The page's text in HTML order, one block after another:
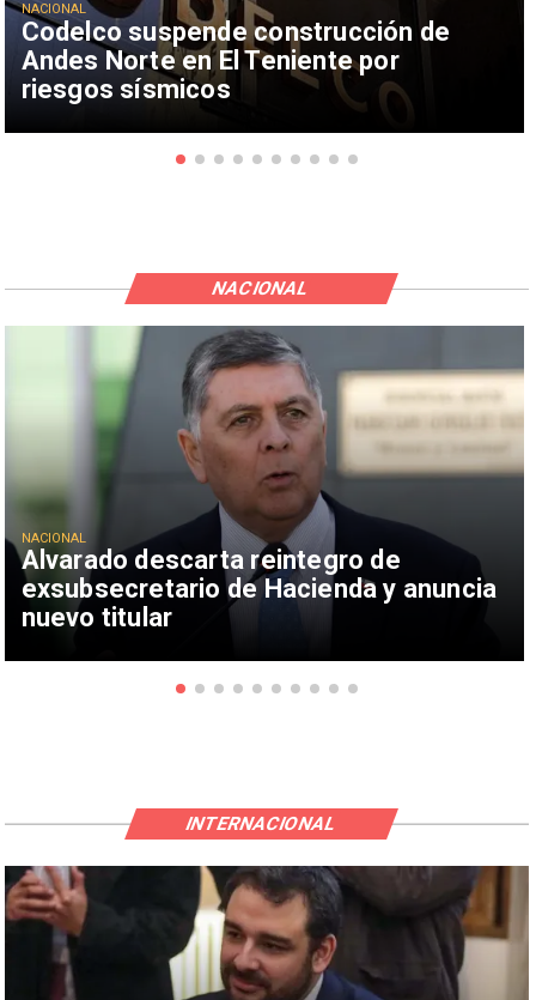
Codelco suspende construcción de
Andes Norte en El Teniente por
riesgos sísmicos
NACIONAL
Alvarado descarta reintegro de
exsubsecretario de Hacienda y anuncia
nuevo titular
NACIONAL
NACIONAL
INTERNACIONAL